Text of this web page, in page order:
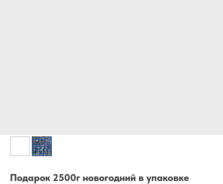
Подарок 2500г новогодний в упаковке